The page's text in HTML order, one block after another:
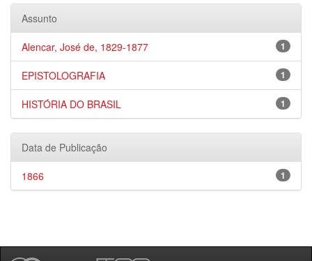
Assunto
1
Alencar, José de, 1829-1877
1
EPISTOLOGRAFIA
1
HISTÓRIA DO BRASIL
Data de Publicação
1
1866